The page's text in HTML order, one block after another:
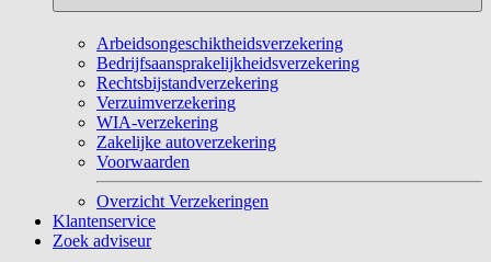
Arbeidsongeschiktheidsverzekering
Bedrijfsaansprakelijkheidsverzekering
Rechtsbijstandverzekering
Verzuimverzekering
WIA-verzekering
Zakelijke autoverzekering
Voorwaarden
Overzicht Verzekeringen
Klantenservice
Zoek adviseur